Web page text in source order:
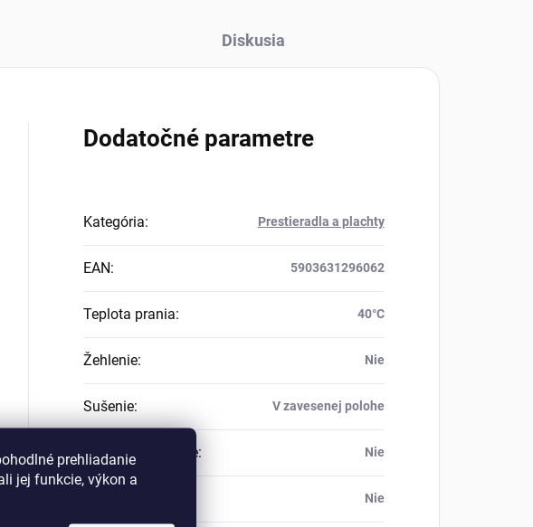
prehliadanie
jej funkcie, výkon a
Diskusia
Dodatočné parametre
Kategória: Prestieradla a plachty
EAN: 5903631296062
Teplota prania: 40°C
Žehlenie: Nie
Sušenie: V zavesenej polohe
Chemické čistenie: Nie
Nie